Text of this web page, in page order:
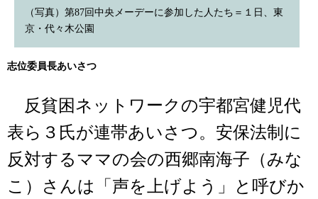
（写真）第87回中央メーデーに参加した人たち＝１日、東
京・代々木公園
志位委員長あいさつ
反貧困ネットワークの宇都宮健児代
表ら３氏が連帯あいさつ。安保法制に
反対するママの会の西郷南海子（みな
こ）さんは「声を上げよう」と呼びか